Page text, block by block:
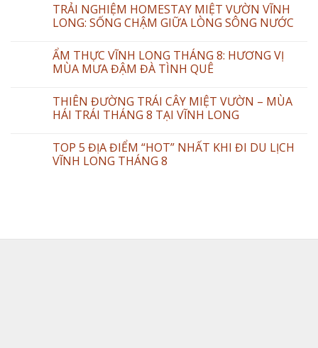
TRẢI NGHIỆM HOMESTAY MIỆT VƯỜN VĨNH
LONG: SỐNG CHẬM GIỮA LÒNG SÔNG NƯỚC
ẨM THỰC VĨNH LONG THÁNG 8: HƯƠNG VỊ
MÙA MƯA ĐẬM ĐÀ TÌNH QUÊ
THIÊN ĐƯỜNG TRÁI CÂY MIỆT VƯỜN – MÙA
HÁI TRÁI THÁNG 8 TẠI VĨNH LONG
TOP 5 ĐỊA ĐIỂM “HOT” NHẤT KHI ĐI DU LỊCH
VĨNH LONG THÁNG 8